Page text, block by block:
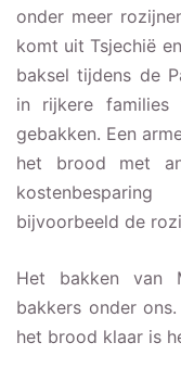
onder meer
komt uit Tsjechië
baksel tijdens de
in rijkere families
gebakken. Een
het brood met
bijvoorbeeld de
Het bakken van
bakkers onder
het brood klaar is